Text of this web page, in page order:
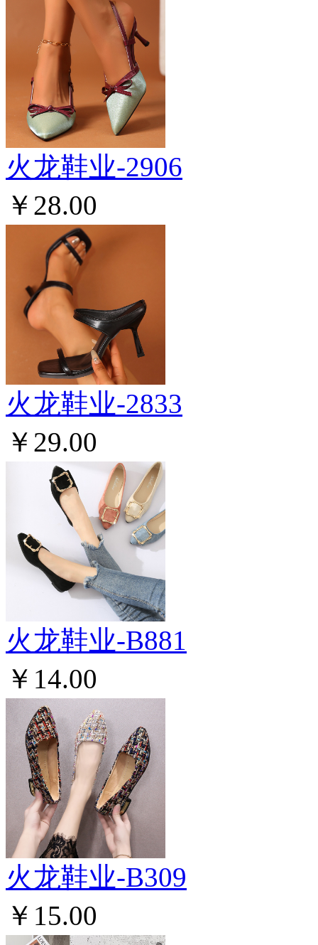
火龙鞋业-2906
￥28.00
火龙鞋业-2833
￥29.00
火龙鞋业-B881
￥14.00
火龙鞋业-B309
￥15.00